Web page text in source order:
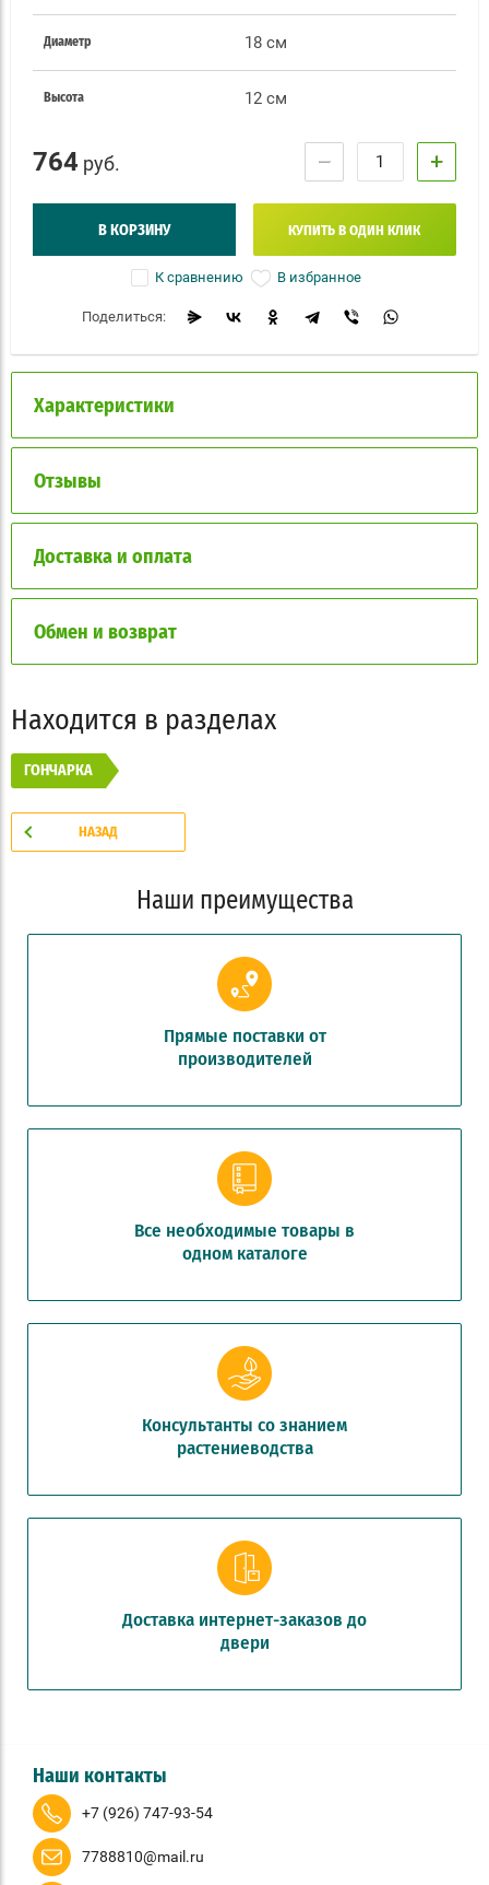
Диаметр 18 см
Высота 12 см
764 руб. − +
В КОРЗИНУ КУПИТЬ В ОДИН КЛИК
К сравнению В избранное
Поделиться:
Характеристики
Отзывы
Доставка и оплата
Обмен и возврат
Находится в разделах
ГОНЧАРКА
НАЗАД
Наши преимущества
Прямые поставки от
производителей
Все необходимые товары в
одном каталоге
Консультанты со знанием
растениеводства
Доставка интернет-заказов до
двери
Наши контакты
+7 (926) 747-93-54
7788810@mail.ru